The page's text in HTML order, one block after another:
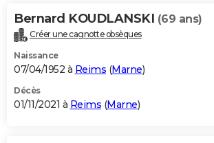
Bernard KOUDLANSKI (69 ans)
Créer une cagnotte obsèques
Naissance
07/04/1952 à Reims (Marne)
Décès
01/11/2021 à Reims (Marne)